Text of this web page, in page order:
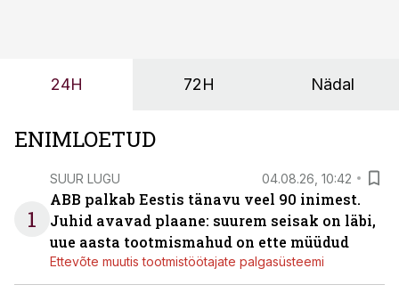
OÜ tegevjuht Sander Mitendorf.
24H 72H Nädal
ENIMLOETUD
1
SUUR LUGU 04.08.26, 10:42
ABB palkab Eestis tänavu veel 90 inimest.
Juhid avavad plaane: suurem seisak on läbi,
uue aasta tootmismahud on ette müüdud
Ettevõte muutis tootmistöötajate palgasüsteemi